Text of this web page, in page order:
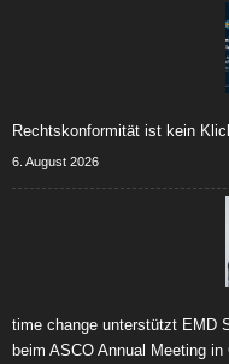
Rechtskonformität ist kein
6. August 2026
time change unterstützt EMD
beim ASCO Annual Meeting in